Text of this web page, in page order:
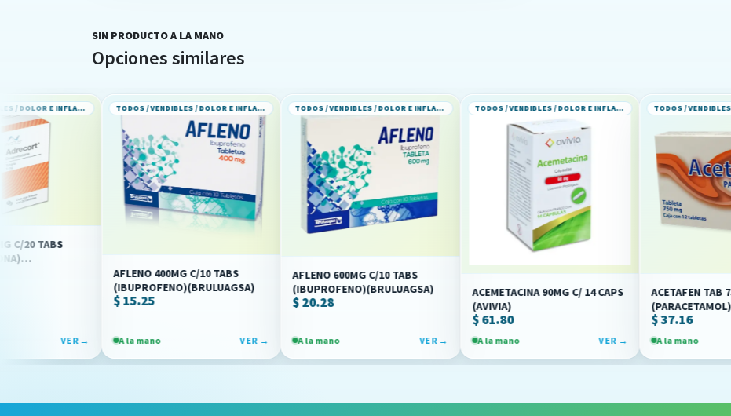
SIN PRODUCTO A LA MANO
Opciones similares
TODOS / VENDIBLES / DOLOR E INFLAMACION TODOS / VENDIBLES / DOLOR E INFLAMACION
AFLENO 400MG C/10 TABS
(IBUPROFENO)(BRULUAGSA)
A la mano
TODOS / VENDIBLES / DOLOR E INFLAMACION
AFLENO 600MG C/10 TABS
(IBUPROFENO)(BRULUAGSA)
A la mano
TODOS / VENDIBLES / DOLOR E INFLAMACION
ACEMETACINA 90MG C/ 14 CAPS
A la mano
ACETAFEN TAB 750MG C/12
(PARACETAMOL)(RAYERE)
A la mano